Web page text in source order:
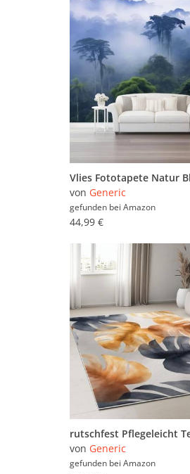
von Generic
gefunden bei Amazon
44,99 €
von Generic
gefunden bei Amazon